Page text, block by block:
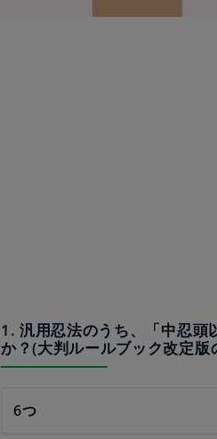
1. 汎用忍法のうち、「中忍頭
か？(大判ルールブック改定版
6つ